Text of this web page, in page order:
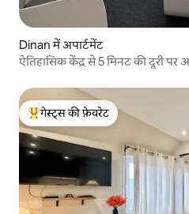
Dinan में अपार्टमेंट
ऐतिहासिक केंद्र से 5 मिनट की दूरी पर
गेस्ट्स का टॉप फ़ेवरेट
गेस्ट्स की फ़ेवरेट